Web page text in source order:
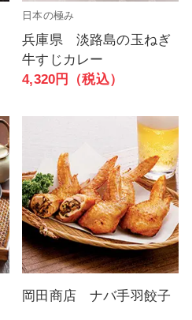
日本の極み
兵庫県 淡路島の玉ねぎ
牛すじカレー
4,320円（税込）
岡田商店 ナバ手羽餃子